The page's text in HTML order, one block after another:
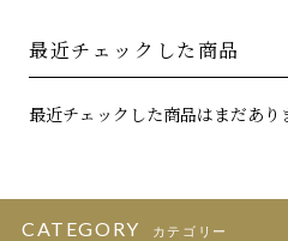
最近チェックした商品
最近チェックした商品はまだあり
CATEGORY カテゴリー